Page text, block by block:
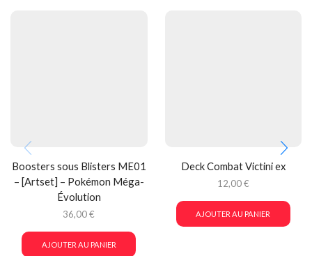
Boosters sous Blisters ME01
– [Artset] – Pokémon Méga-
Évolution
36,00€
AJOUTER AU PANIER
Deck Combat Victini ex
12,00€
AJOUTER AU PANIER